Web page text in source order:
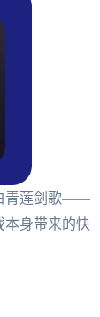
青莲剑歌——
本身带来的快